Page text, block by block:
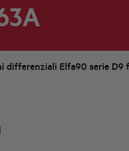
differenziali Elfa90 serie D9